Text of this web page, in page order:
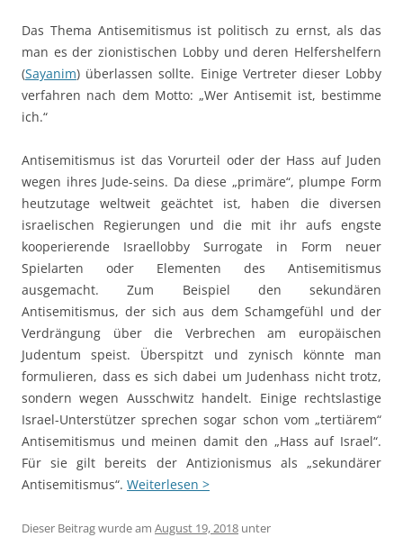
Das Thema Antisemitismus ist politisch zu ernst, als das
man es der zionistischen Lobby und deren Helfershelfern
(Sayanim) überlassen sollte. Einige Vertreter dieser Lobby
verfahren nach dem Motto: „Wer Antisemit ist, bestimme
ich.“
Antisemitismus ist das Vorurteil oder der Hass auf Juden
wegen ihres Jude-seins. Da diese „primäre“, plumpe Form
heutzutage weltweit geächtet ist, haben die diversen
israelischen Regierungen und die mit ihr aufs engste
kooperierende Israellobby Surrogate in Form neuer
Spielarten oder Elementen des Antisemitismus
ausgemacht. Zum Beispiel den sekundären
Antisemitismus, der sich aus dem Schamgefühl und der
Verdrängung über die Verbrechen am europäischen
Judentum speist. Überspitzt und zynisch könnte man
formulieren, dass es sich dabei um Judenhass nicht trotz,
sondern wegen Ausschwitz handelt. Einige rechtslastige
Israel-Unterstützer sprechen sogar schon vom „tertiärem“
Antisemitismus und meinen damit den „Hass auf Israel“.
Für sie gilt bereits der Antizionismus als „sekundärer
Antisemitismus“. Weiterlesen >
Dieser Beitrag wurde am August 19, 2018 unter